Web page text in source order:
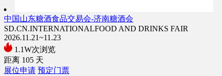
中国山东糖酒食品交易会-济南糖酒会
SD.CN.INTERNATIONALFOOD AND DRINKS FAIR
2026.11.21~11.23
1.1W次浏览
距离 105 天
展位申请 预定门票